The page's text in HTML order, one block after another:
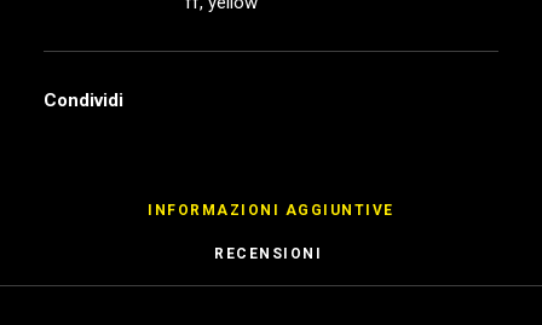
Condividi
INFORMAZIONI AGGIUNTIVE
RECENSIONI